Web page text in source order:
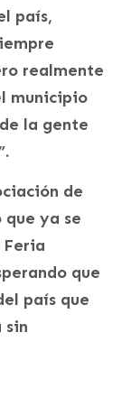
país,
realmente
municipio
la gente
de
ya se
Feria
que
país que
sin